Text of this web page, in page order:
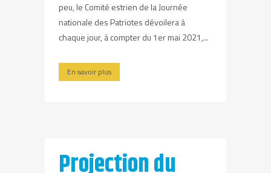
peu, le Comité estrien de la Journée
nationale des Patriotes dévoilera à
chaque jour, à compter du 1er mai 2021,...
En savoir plus
Projection du